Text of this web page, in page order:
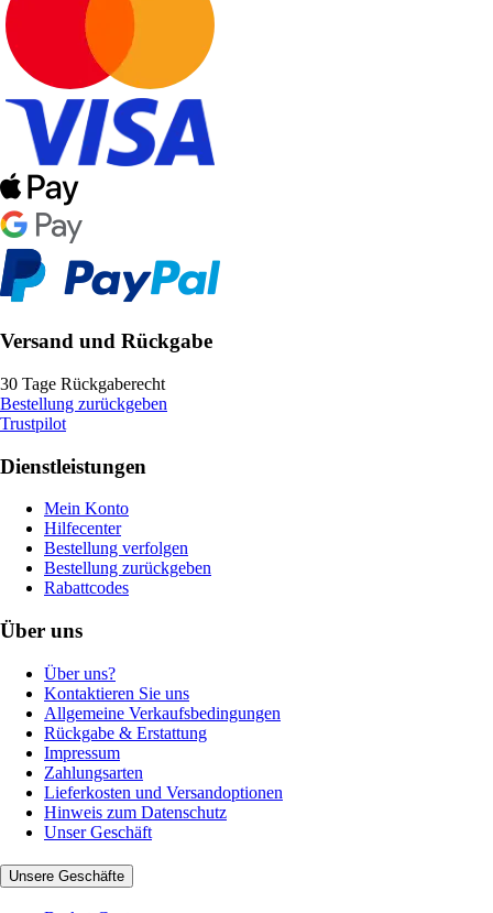
Versand und Rückgabe
30 Tage Rückgaberecht
Bestellung zurückgeben
Trustpilot
Dienstleistungen
Mein Konto
Hilfecenter
Bestellung verfolgen
Bestellung zurückgeben
Rabattcodes
Über uns
Über uns?
Kontaktieren Sie uns
Allgemeine Verkaufsbedingungen
Rückgabe & Erstattung
Impressum
Zahlungsarten
Lieferkosten und Versandoptionen
Hinweis zum Datenschutz
Unser Geschäft
Unsere Geschäfte